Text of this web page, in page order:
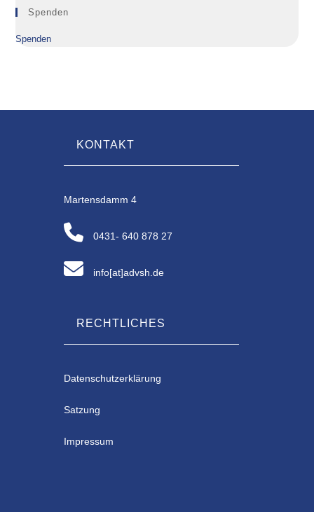
Spenden
Spenden
KONTAKT
Martensdamm 4
0431- 640 878 27
info[at]advsh.de
RECHTLICHES
Datenschutzerklärung
Satzung
Impressum